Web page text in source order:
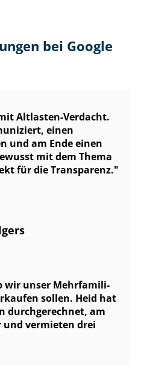
bei Google
Altlasten-Verdacht.
einen
und am Ende einen
mit dem Thema
für die Transparenz.
wir unser Mehr­fa­mi­li­
sollen. Heid hat
durchgerechnet, am
vermieten drei